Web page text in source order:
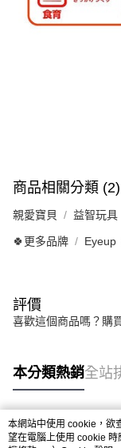
商品相關分類 (2)
親愛寶貝 益智玩具
🍀更多品牌 Eyeup
評價
喜歡這個商品嗎？購
本分類熱銷全站
熱門標籤
本網站中使用 cookie，欲
望在電腦上使用 cookie